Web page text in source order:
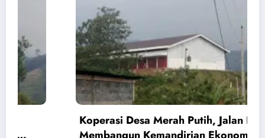
Koperasi Desa Merah Putih, Jalan Baru